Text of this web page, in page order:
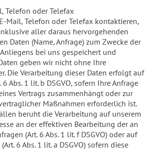
Telefon oder Telefax
Mail, Telefon oder Telefax kontaktieren,
aller daraus hervorgehenden
Daten (Name, Anfrage) zum Zwecke der
bei uns gespeichert und
geben wir nicht ohne Ihre
Die Verarbeitung dieser Daten erfolgt auf
Abs. 1 lit. b DSGVO, sofern Ihre Anfrage
Vertrags zusammenhängt oder zur
Maßnahmen erforderlich ist.
beruht die Verarbeitung auf unserem
an der effektiven Bearbeitung der an
(Art. 6 Abs. 1 lit. f DSGVO) oder auf
6 Abs. 1 lit. a DSGVO) sofern diese